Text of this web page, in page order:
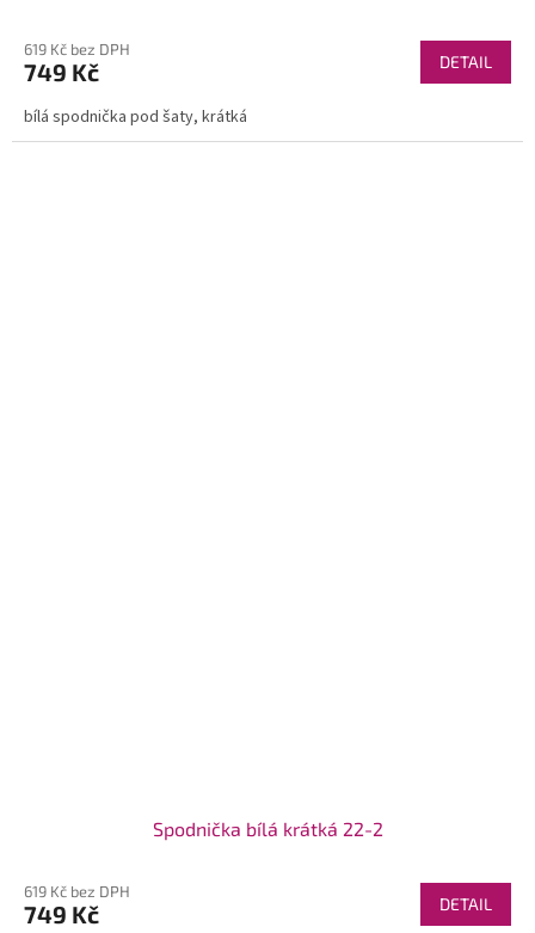
619 Kč bez DPH
749 Kč DETAIL
bílá spodnička pod šaty, krátká
Spodnička bílá krátká 22-2
619 Kč bez DPH
749 Kč DETAIL